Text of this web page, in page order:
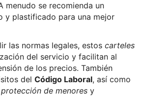
menudo se recomienda un
y plastificado para una mejor
las normas legales, estos carteles
del servicio y facilitan al
de los precios. También
del Código Laboral, así como
protección de menores y